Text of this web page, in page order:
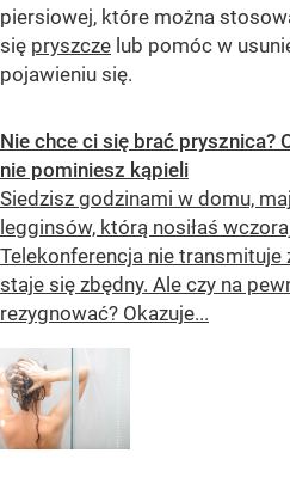
piersiowej, które można
się pryszcze lub pomóc w
pojawieniu się.
Nie chce ci się brać prysznica?
nie pominiesz kąpieli
Siedzisz godzinami w domu,
legginsów, którą nosiłaś
Telekonferencja nie transmituje
staje się zbędny. Ale czy na
rezygnować? Okazuje...